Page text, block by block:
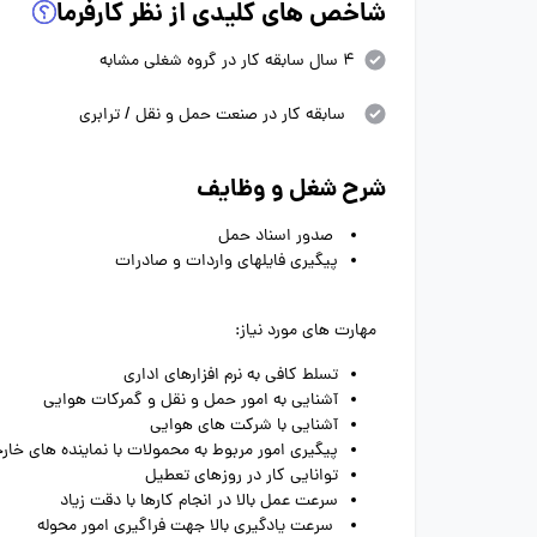
شاخص های کلیدی از نظر کارفرما
4 سال سابقه کار در گروه شغلی مشابه
سابقه کار در صنعت حمل و نقل / ترابری
شرح شغل و وظایف
صدور اسناد حمل
پیگیری فایلهای واردات و صادرات
مهارت های مورد نیاز:
تسلط کافی به نرم افزارهای اداری
آشنایی به امور حمل و نقل و گمرکات هوایی
آشنایی با شرکت های هوایی
پیگیری امور مربوط به محمولات با نماینده های
توانایی کار در روزهای تعطیل
سرعت عمل بالا در انجام کارها با دقت زیاد
سرعت یادگیری بالا جهت فراگیری امور محوله